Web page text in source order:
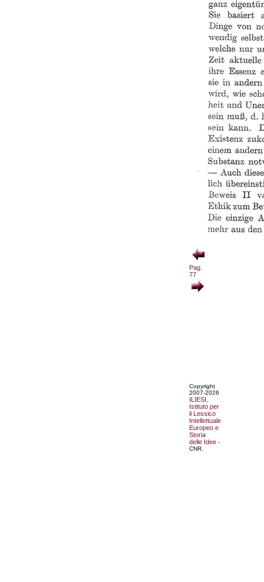
Pag.
77
Copyright
2007-2026
ILIESI,
Istituto per
il Lessico
Intellettuale
Europeo e
Storia
delle Idee -
CNR.